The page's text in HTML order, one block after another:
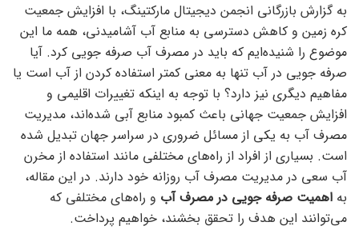
به گزارش بازرگانی انجمن دیجیتال مارکتینگ، با افزایش جمعیت
کره زمین و کاهش دسترسی به منابع آب آشامیدنی، همه ما این
موضوع را شنیده‌ایم که باید در مصرف آب صرفه جویی کرد. آیا
صرفه جویی در آب تنها به معنی کمتر استفاده کردن از آب است یا
مفاهیم دیگری نیز دارد؟ با توجه به اینکه تغییرات اقلیمی و
افزایش جمعیت جهانی باعث کمبود منابع آبی شده‌اند، مدیریت
مصرف آب به یکی از مسائل ضروری در سراسر جهان تبدیل شده
است. بسیاری از افراد از راه‌های مختلفی مانند استفاده از مخرن
آب سعی در مدیریت مصرف آب روزانه خود دارند. در این مقاله،
به اهمیت صرفه جویی در مصرف آب و راه‌های مختلفی که
می‌توانند این هدف را تحقق بخشند، خواهیم پرداخت.